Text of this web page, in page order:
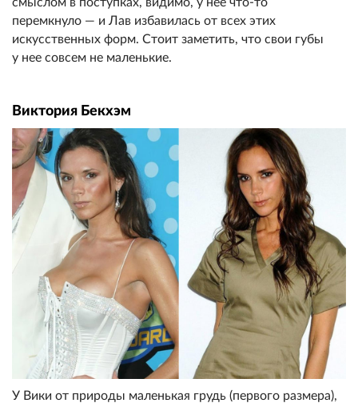
перемкнуло — и Лав избавилась от всех этих
искусственных форм. Стоит заметить, что свои губы
у нее совсем не маленькие.
Виктория Бекхэм
У Вики от природы маленькая грудь (первого размера),